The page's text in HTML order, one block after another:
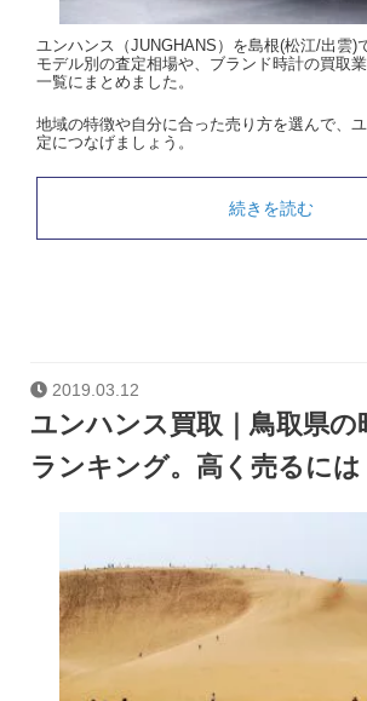
ユンハンス（JUNGHANS）を島根(松江/出雲)
モデル別の査定相場や、ブランド時計の買取
一覧にまとめました。
地域の特徴や自分に合った売り方を選んで、
定につなげましょう。
続きを読む
2019.03.12
ユンハンス買取｜鳥取県の
ランキング。高く売るには